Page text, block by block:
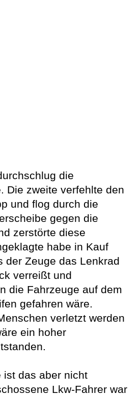
die
Die zweite verfehlte den
und flog durch die
gegen die
zerstörte diese
habe in Kauf
der Zeuge das Lenkrad
verreißt und
die Fahrzeuge auf dem
gefahren wäre.
verletzt werden
ein hoher
ist das aber nicht
Lkw-Fahrer war